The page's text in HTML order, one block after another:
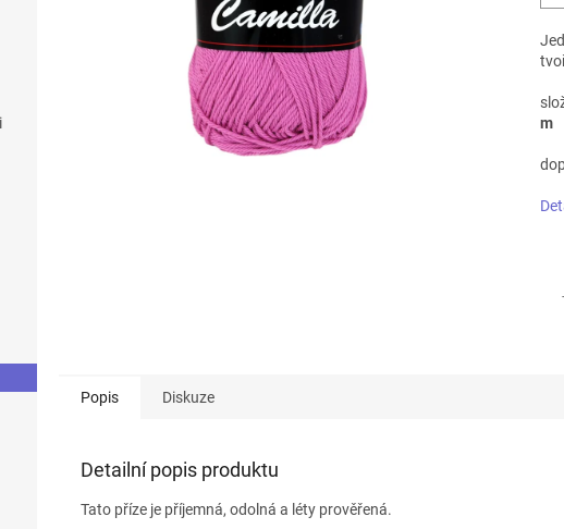
m
Popis Diskuze
Detailní popis produktu
Tato příze je příjemná, odolná a léty prověřená.